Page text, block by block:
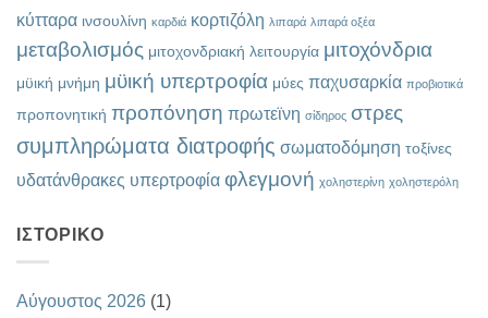
κύτταρα ινσουλίνη καρδιά κορτιζόλη λιπαρά λιπαρά οξέα
μεταβολισμός μιτοχονδριακή λειτουργία μιτοχόνδρια
μϋική μνήμη μϋική υπερτροφία μύες παχυσαρκία προβιοτικά
προπονητική προπόνηση πρωτεϊνη σίδηρος στρες
συμπληρώματα διατροφής σωματοδόμηση τοξίνες
υδατάνθρακες υπερτροφία φλεγμονή χοληστερίνη χοληστερόλη
ΙΣΤΟΡΙΚΌ
Αύγουστος 2026 (1)